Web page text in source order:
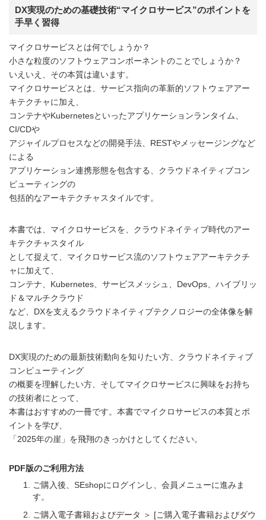
DX実現のための基礎技術“マイクロサービス”のポイントを
手早く習得
マイクロサービスとは何でしょうか？
小さな粒度のソフトウェアコンポーネントのことでしょうか？
いえいえ、その本質は違います。
マイクロサービスとは、サービス指向の革新的ソフトウェアアー
キテクチャに加え、
コンテナやKubernetesといったアプリケーションランタイム、
CI/CDや
アジャイルプロセスなどの開発手法、RESTやメッセージングなど
による
アプリケーション連携形態を包含する、クラウドネイティブコン
ピューティングの
包括的なアーキテクチャスタイルです。
本書では、マイクロサービスを、クラウドネイティブ時代のアー
キテクチャスタイル
として捉えて、マイクロサービス流のソフトウェアアーキテクチ
ャに加えて、
コンテナ、Kubernetes、サービスメッシュ、DevOps、ハイブリッ
ド＆マルチクラウド
など、DXを支えるクラウドネイティブテクノロジーの全体像を解
説します。
DX実現のための最新技術動向を知りたい方、クラウドネイティブ
コンピューティング
の概要を理解したい方、そしてマイクロサービスに興味をお持ち
の技術者にとって、
本書はおすすめの一冊です。本書でマイクロサービスの本質とポ
イントを学び、
「2025年の崖」を飛翔のきっかけとしてください。
PDF版のご利用方法
ご購入後、SEshopにログインし、会員メニューに進みま
す。
ご購入電子書籍およびデータ ＞ [ご購入電子書籍およびダウ